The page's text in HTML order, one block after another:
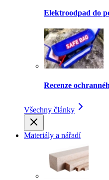
Elektroodpad do
Recenze
Všechny články
Materiály a nářadí